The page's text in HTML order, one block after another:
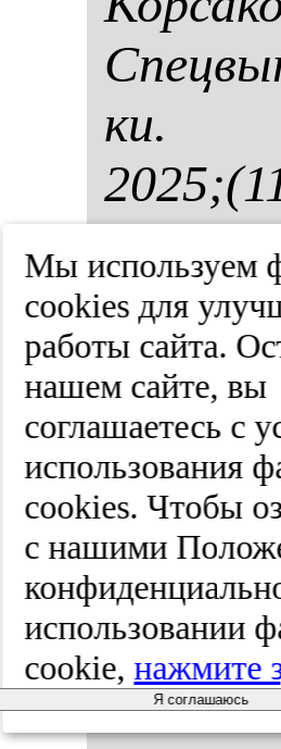
ки.
ходь­бы
уров­ня
на.
Мы используем
cооkies для
работы сайта.
нашем сайте, вы
соглашаетесь с
использования
cооkies. Чтобы
с нашими
использовании
cookie,нажмите
Я соглашаюсь